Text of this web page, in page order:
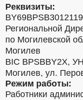
Реквизиты:
Региональной
по Могилевской
Могилев
BIC BPSBBY2X,
Могилев, ул.
Режим работы:
Работники